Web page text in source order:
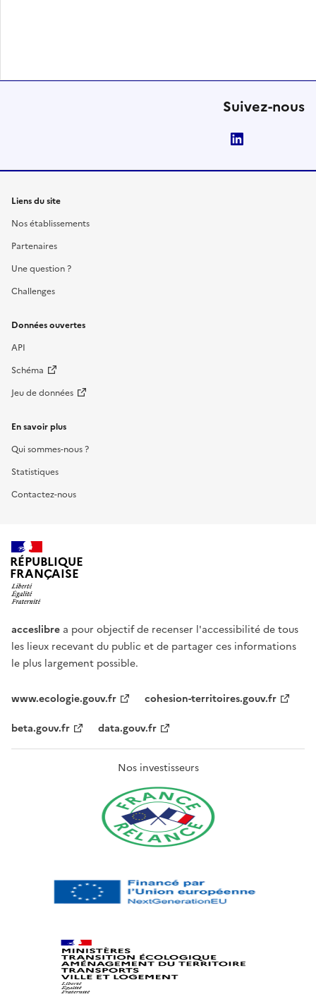
Suivez-nous
Liens du site
Nos établissements
Partenaires
Une question ?
Challenges
Données ouvertes
API
Schéma
Jeu de données
En savoir plus
Qui sommes-nous ?
Statistiques
Contactez-nous
RÉPUBLIQUE
FRANÇAISE
acceslibre a pour objectif de recenser l'accessibilité de tous
les lieux recevant du public et de partager ces informations
le plus largement possible.
www.ecologie.gouv.fr
cohesion-territoires.gouv.fr
beta.gouv.fr
data.gouv.fr
Nos investisseurs